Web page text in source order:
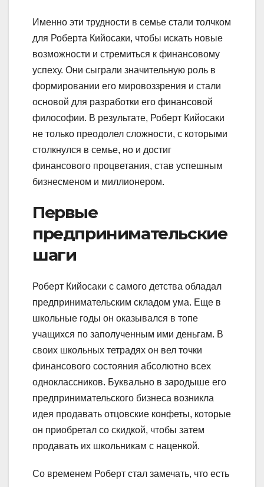
Именно эти трудности в семье стали толчком
для Роберта Кийосаки, чтобы искать новые
возможности и стремиться к финансовому
успеху. Они сыграли значительную роль в
формировании его мировоззрения и стали
основой для разработки его финансовой
философии. В результате, Роберт Кийосаки
не только преодолел сложности, с которыми
столкнулся в семье, но и достиг
финансового процветания, став успешным
бизнесменом и миллионером.
Первые
предпринимательские
шаги
Роберт Кийосаки с самого детства обладал
предпринимательским складом ума. Еще в
школьные годы он оказывался в топе
учащихся по заполученным ими деньгам. В
своих школьных тетрадях он вел точки
финансового состояния абсолютно всех
одноклассников. Буквально в зародыше его
предпринимательского бизнеса возникла
идея продавать отцовские конфеты, которые
он приобретал со скидкой, чтобы затем
продавать их школьникам с наценкой.
Со временем Роберт стал замечать, что есть